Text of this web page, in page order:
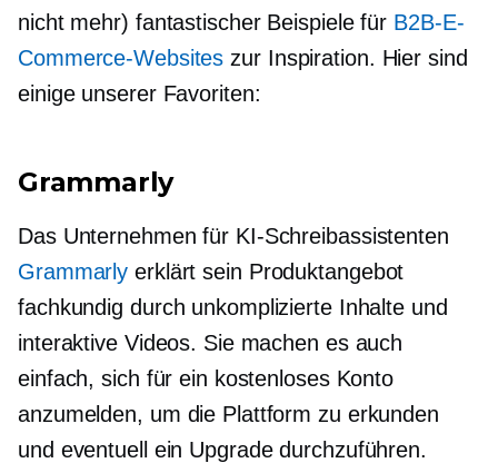
nicht mehr) fantastischer Beispiele für B2B-E-
Commerce-Websites zur Inspiration. Hier sind
einige unserer Favoriten:
Grammarly
Das Unternehmen für KI-Schreibassistenten
Grammarly erklärt sein Produktangebot
fachkundig durch unkomplizierte Inhalte und
interaktive Videos. Sie machen es auch
einfach, sich für ein kostenloses Konto
anzumelden, um die Plattform zu erkunden
und eventuell ein Upgrade durchzuführen.